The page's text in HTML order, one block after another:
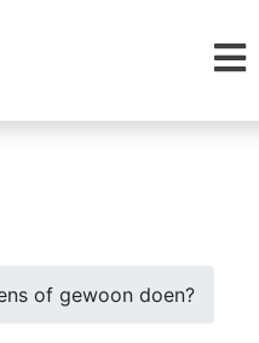
of gewoon doen?